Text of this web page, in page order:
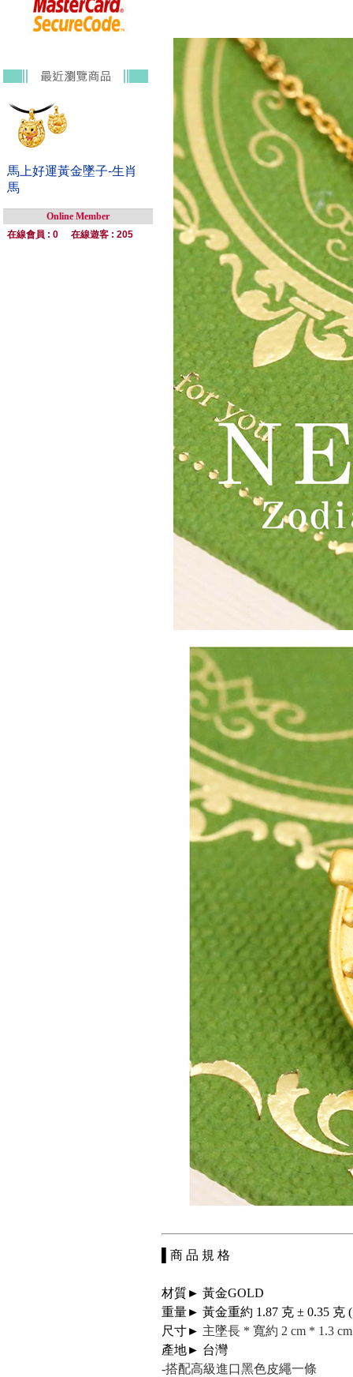
馬上好運黃金墜子-生肖
馬
Online Member
在線會員 : 0
在線遊客 : 205
▌商 品 規 格
材質► 黃金GOLD
重量► 黃金重約 1.87 克 ± 0.35 克 (
尺寸► 主墜長 * 寬約 2 cm * 1.3 cm
產地► 台灣
-搭配高級進口黑色皮繩一條